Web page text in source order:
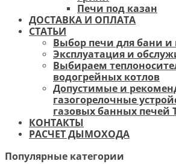
Печи под казан
ДОСТАВКА И ОПЛАТА
СТАТЬИ
Выбор печи для бани
Эксплуатация и
Выбираем
водогрейных котлов
Допустимые и
газогорелочные
газовых банных печей
КОНТАКТЫ
РАСЧЕТ ДЫМОХОДА
Популярные категории